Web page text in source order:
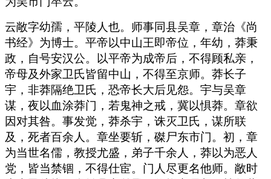
云敞字幼孺，平陵人也。师事同县吴章，章治《尚
书经》为博士。平帝以中山王即帝位，年幼，莽秉
政，自号安汉公。以平帝为成帝后，不得顾私亲，
帝母及外家卫氏皆留中山，不得至京师。莽长子
宇，非莽隔绝卫氏，恐帝长大后见怨。宇与吴章
谋，夜以血涂莽门，若鬼神之戒，冀以惧莽。章欲
因对其咎。事发觉，莽杀宇，诛灭卫氏，谋所联
及，死者百余人。章坐要斩，磔尸东市门。初，章
为当世名儒，教授尤盛，弟子千余人，莽以为恶人
党，皆当禁锢，不得仕宦。门人尽更名他师。敞时